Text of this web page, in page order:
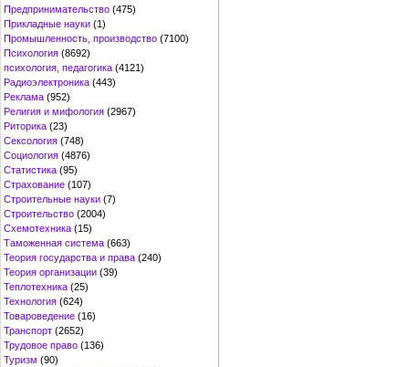
Предпринимательство (475)
Прикладные науки (1)
Промышленность, производство (7100)
Психология (8692)
психология, педагогика (4121)
Радиоэлектроника (443)
Реклама (952)
Религия и мифология (2967)
Риторика (23)
Сексология (748)
Социология (4876)
Статистика (95)
Страхование (107)
Строительные науки (7)
Строительство (2004)
Схемотехника (15)
Таможенная система (663)
Теория государства и права (240)
Теория организации (39)
Теплотехника (25)
Технология (624)
Товароведение (16)
Транспорт (2652)
Трудовое право (136)
Туризм (90)